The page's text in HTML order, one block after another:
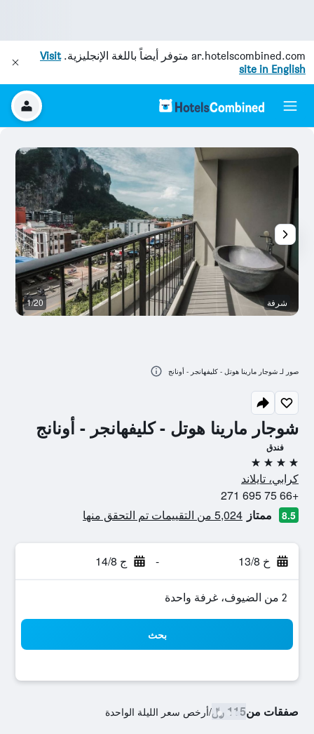
ar.hotelscombined.com متوفر أيضاً باللغة الإنجليزية.Visit
site in English
شوجار مارينا هوتل - كليفهانجر - أونانج
فندق
4 نجوم
كرابي، تايلاند
+66 75 695 271
8.5 ممتاز 5,024 من التقييمات تم التحقق منها
خ 13/8 - ج 14/8
2 من الضيوف، غرفة واحدة
بحث
صفقات من115 ﷼ /أرخص سعر الليلة الواحدة
شرفة 1/20
صور لـ شوجار مارينا هوتل - كليفهانجر - أونانج